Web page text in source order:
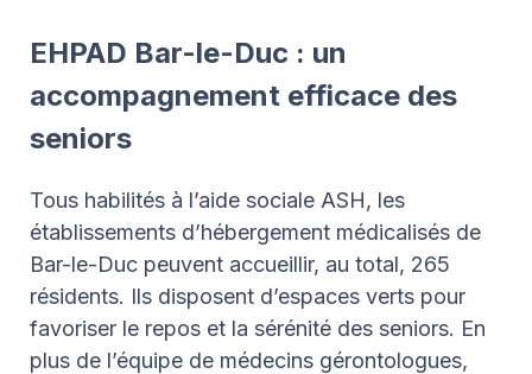
EHPAD Bar-le-Duc : un
accompagnement efficace des
seniors
Tous habilités à l’aide sociale ASH, les
établissements d’hébergement médicalisés de
Bar-le-Duc peuvent accueillir, au total, 265
résidents. Ils disposent d’espaces verts pour
favoriser le repos et la sérénité des seniors. En
plus de l’équipe de médecins gérontologues,